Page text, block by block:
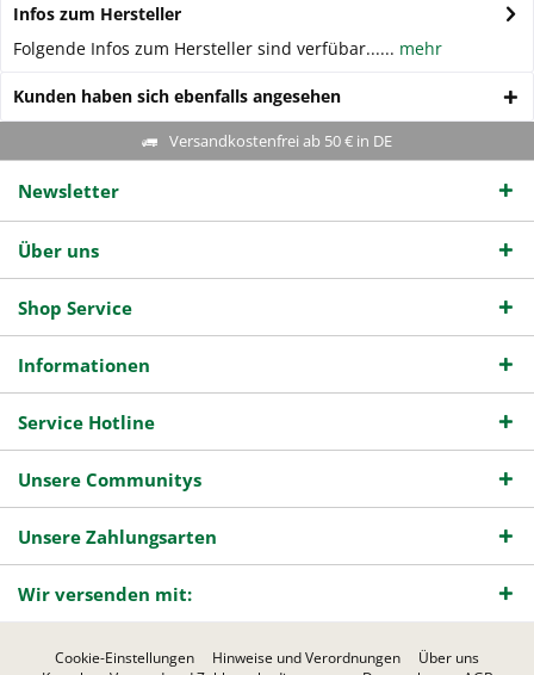
Infos zum Hersteller
Folgende Infos zum Hersteller sind verfübar...... mehr
Kunden haben sich ebenfalls angesehen
Versandkostenfrei ab 50 € in DE
Newsletter
Über uns
Shop Service
Informationen
Service Hotline
Unsere Communitys
Unsere Zahlungsarten
Wir versenden mit:
Cookie-Einstellungen Hinweise und Verordnungen
Über uns